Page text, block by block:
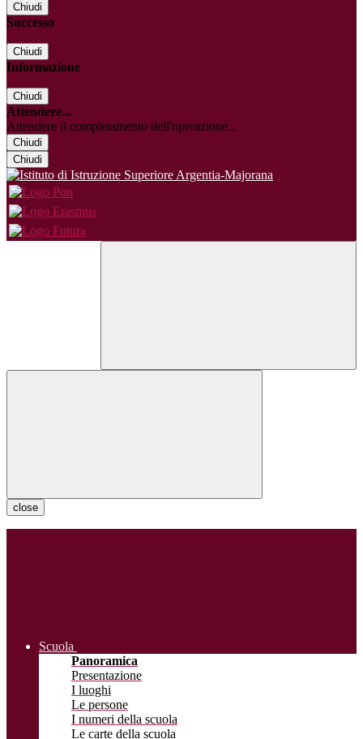
Chiudi
Successo
Chiudi
Informazione
Chiudi
Attendere...
Attendere il completamento dell'operazione...
Chiudi
Chiudi
close
Scuola
Panoramica
Presentazione
I luoghi
Le persone
I numeri della scuola
Le carte della scuola